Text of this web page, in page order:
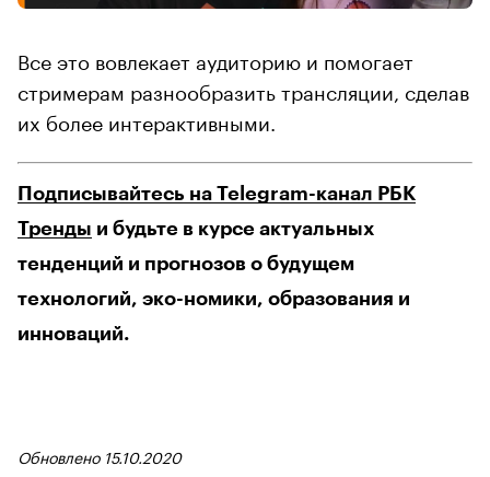
Все это вовлекает аудиторию и помогает
стримерам разнообразить трансляции, сделав
их более интерактивными.
Подписывайтесь на Telegram-канал РБК
Тренды и будьте в курсе актуальных
тенденций и прогнозов о будущем
технологий, эко-номики, образования и
инноваций.
Обновлено 15.10.2020